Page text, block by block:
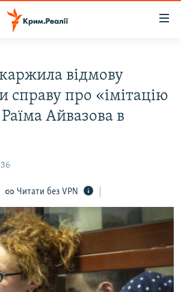
відмову
справу про «імітацію
Айвазова в
Читати без VPN